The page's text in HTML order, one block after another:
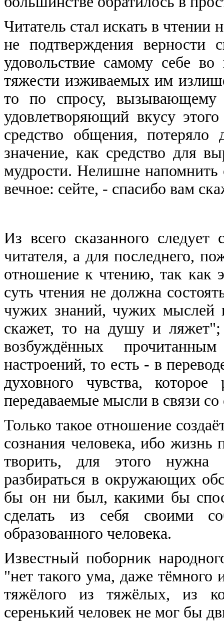
Читатель стал искать в
не подтверждения верности
удовольствие самому себе
тяжести изживаемых им
то по спросу, вызывающему
удовлетворяющий вкусу
средство общения, потеряло
значение, как средство для
мудрости. Нелишне напомнить
вечное: сейте, - спасибо вам
Из всего сказанного
читателя, а для последнего,
отношение к чтению, так как
суть чтения не должна
чужих знаний, чужих мыслей
скажет, то на душу и ляжет";
возбуждённых
настроений, то есть - в
духовного чувства,
передаваемые мысли в связи
Только такое отношение
сознания человека, ибо жизнь
творить, для этого нужна
разбираться в окружающих
бы он ни был, какими бы
сделать из себя своими
образованного человека.
Известный поборник
"нет такого ума, даже
тяжёлого из тяжёлых, из
серенький человек не мог бы